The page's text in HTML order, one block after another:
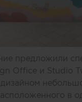
предложили
Office и Studio
в